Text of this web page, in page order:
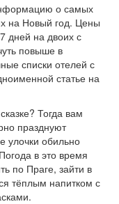
о самых
на Новый год. Цены
дней на двоих с
повыше в
списки отелей с
статье на
Тогда вам
празднуют
улочки обильно
в это время
по Праге, зайти в
тёплым напитком с